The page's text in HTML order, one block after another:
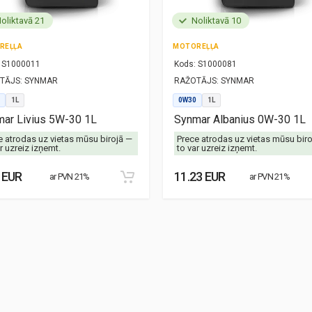
21
SYNMAR
1L
Livius 5W-30 1L
atrodas uz vietas mūsu birojā —
uzreiz izņemt.
ar PVN 21%
Noliktavā 10
MOTOREĻĻA
Kods: S1000081
RAŽOTĀJS: SYNMAR
0W30 1L
Synmar Albanius 0W-30 1L
Prece atrodas uz vietas mūsu
to var uzreiz izņemt.
11.23 EUR ar PVN 21%